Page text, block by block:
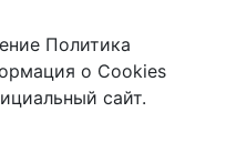
Политика
о Cookies
сайт.